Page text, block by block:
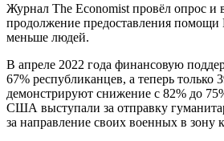
Журнал The Economist провёл опрос и
продолжение предоставления
меньше людей.
В апреле 2022 года финансовую
67% республиканцев, а теперь только
демонстрируют снижение с 82% до
США выступали за отправку
за направление своих военных в зону